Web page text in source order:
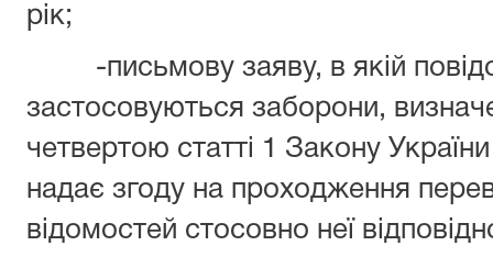
рік;
-письмову заяву, в якій
застосовуються заборони,
четвертою статті 1 Закону
надає згоду на проходження
відомостей стосовно неї